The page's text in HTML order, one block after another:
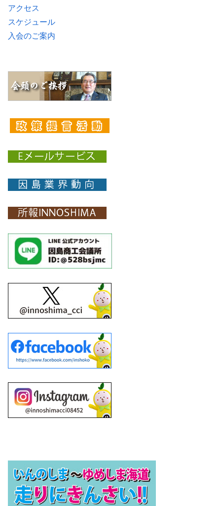
アクセス
スケジュール
入会のご案内